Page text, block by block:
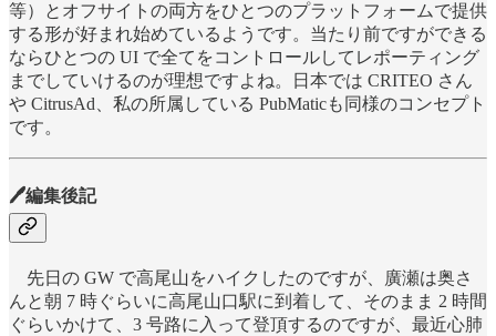
等）とオフサイトの両方をひとつのプラットフォームで提供
する形が好まれ始めているようです。当たり前ですができる
ならひとつの UI で全てをコントロールしてレポーティング
までしていけるのが理想ですよね。日本では CRITEO さん
や CitrusAd、私の所属している PubMaticも同様のコンセプト
です。
🖊編集後記
先日の GW で高尾山をハイクしたのですが、廣瀬は奥さ
んと朝 7 時ぐらいに高尾山口駅に到着して、そのまま 2 時間
ぐらいかけて、3 号路に入って登頂するのですが、最近心肺